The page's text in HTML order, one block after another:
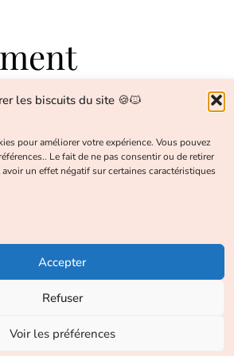
les biscuits du site 🍪🐱
pour améliorer votre expérience. Vous pouvez
Le fait de ne pas consentir ou de retirer
un effet négatif sur certaines caractéristiques
Accepter
Refuser
Voir les préférences
dans
que
chat
tirades ou les larmes
il perçoit parfaitement les
manière.
comprendre votre chat"